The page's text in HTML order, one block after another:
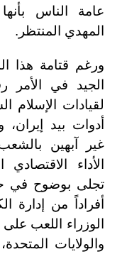
عامة الناس
المهدي المنتظر.
ورغم قتامة هذا
الجيد في الأمر
لقيادات
أدوات بيد
غير آبهين
الأداء
تجلى بوضوح في
أفراداً من
الوزراء اللعب
والولايات